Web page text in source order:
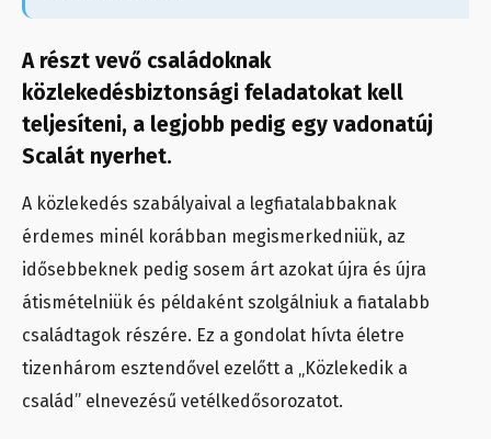
A részt vevő családoknak
közlekedésbiztonsági feladatokat kell
teljesíteni, a legjobb pedig egy vadonatúj
Scalát nyerhet.
A közlekedés szabályaival a legfiatalabbaknak
érdemes minél korábban megismerkedniük, az
idősebbeknek pedig sosem árt azokat újra és újra
átismételniük és példaként szolgálniuk a fiatalabb
családtagok részére. Ez a gondolat hívta életre
tizenhárom esztendővel ezelőtt a „Közlekedik a
család” elnevezésű vetélkedősorozatot.